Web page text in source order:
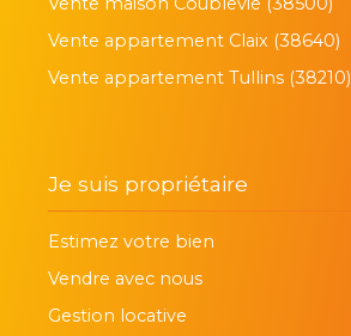
Vente appartement Claix (38640)
Vente appartement Tullins (38210)
Je suis propriétaire
Estimez votre bien
Vendre avec nous
Gestion locative